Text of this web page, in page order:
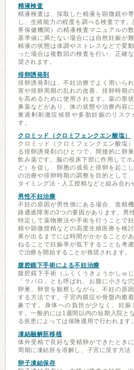
精液検査
精液検査は、採取した精液を顕微鏡や
し、生殖能力の程度を調べる検査です
界保健機関）の精液検査マニュアルの
基準値に満たない場合には自然妊娠が
精液の状態は体調やストレスなどで変
った場合は複数回の検査を行い、正確
奨されます。
排卵誘発剤
排卵誘発剤は、不妊治療でよく用いら
害や排卵周期の乱れの改善、排卵時期
を高めるために使用されます。薬の形
鼻薬などがあり、体の状態や治療内容
巣過剰刺激症候群や多胎妊娠のリス
す。
クロミッド（クロミフェンクエン酸塩）
クロミッド（クロミフェンクエン酸塩
る排卵誘発剤のひとつで、間接的に卵
飲み薬です。脳の視床下部に作用して
ど）を促し、卵胞の成長と排卵を起こ
の治療や排卵時期の調整を目的として
タイミング法・人工授精などと組み合わ
男性不妊治療
不妊の原因が男性側にある場合、造精
路通過障害の3つの要因があります。男
特定して薬物療法や手術を行うことで
精や顕微授精などの高度生殖医療を検
果が出るまでには時間がかかることが
ねることで妊娠率が低下することも考
で治療を開始することが推奨されます。
腹腔鏡下手術による不妊治療
腹腔鏡下手術（ふくくうきょうかしゅ
「ラパロ」とも呼ばれ、お腹に小さな
卵巣、卵管を観察しながら、不妊の原
する方法です。子宮内膜症や骨盤内癒
象です。身体への負担が少なく、妊娠
す。一般的には1週間以内の短期入院と
る疾患によっては保険適用で行われます。
凍結融解胚移植
体外受精で良好な受精卵ができたとき
周期に凍結胚を溶解し、子宮に戻す方法
卵子凍結保存